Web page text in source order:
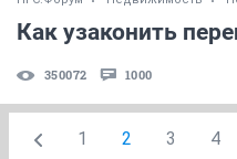
Как узаконить
350072 1000
1 2 3 4